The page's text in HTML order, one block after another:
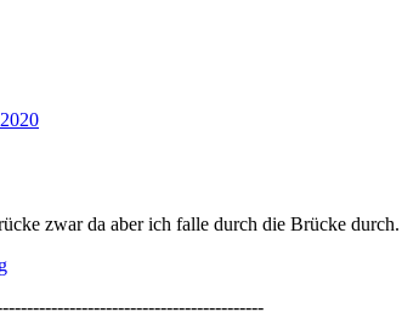
zwar da aber ich falle durch die Brücke durch.